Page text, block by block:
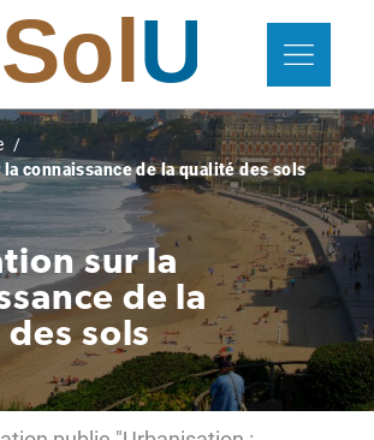
connaissance de la qualité des sols
sur la
de la
sols
cookies